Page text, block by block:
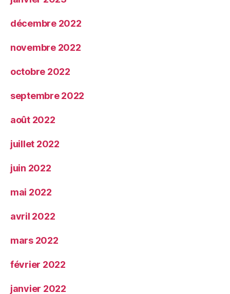
décembre 2022
novembre 2022
octobre 2022
septembre 2022
août 2022
juillet 2022
juin 2022
mai 2022
avril 2022
mars 2022
février 2022
janvier 2022